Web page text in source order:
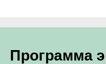
Программа